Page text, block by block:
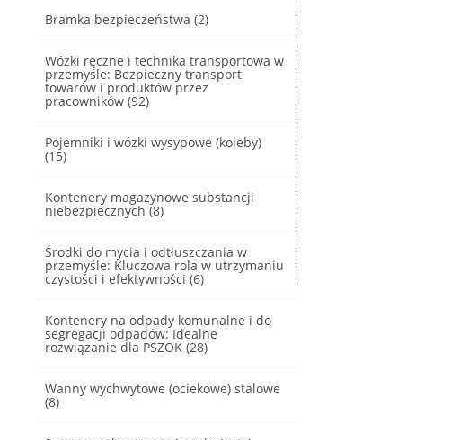
Bramka bezpieczeństwa (2)
Wózki ręczne i technika transportowa w
przemyśle: Bezpieczny transport
towarów i produktów przez
pracowników (92)
Pojemniki i wózki wysypowe (koleby)
(15)
Kontenery magazynowe substancji
niebezpiecznych (8)
Środki do mycia i odtłuszczania w
przemyśle: Kluczowa rola w utrzymaniu
czystości i efektywności (6)
Kontenery na odpady komunalne i do
segregacji odpadów: Idealne
rozwiązanie dla PSZOK (28)
Wanny wychwytowe (ociekowe) stalowe
(8)